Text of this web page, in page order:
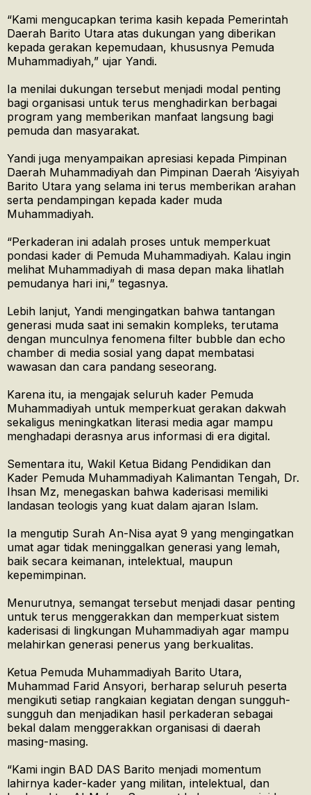
“Kami mengucapkan terima kasih kepada Pemerintah
Daerah Barito Utara atas dukungan yang diberikan
kepada gerakan kepemudaan, khususnya Pemuda
Muhammadiyah,” ujar Yandi.
Ia menilai dukungan tersebut menjadi modal penting
bagi organisasi untuk terus menghadirkan berbagai
program yang memberikan manfaat langsung bagi
pemuda dan masyarakat.
Yandi juga menyampaikan apresiasi kepada Pimpinan
Daerah Muhammadiyah dan Pimpinan Daerah ‘Aisyiyah
Barito Utara yang selama ini terus memberikan arahan
serta pendampingan kepada kader muda
Muhammadiyah.
“Perkaderan ini adalah proses untuk memperkuat
pondasi kader di Pemuda Muhammadiyah. Kalau ingin
melihat Muhammadiyah di masa depan maka lihatlah
pemudanya hari ini,” tegasnya.
Lebih lanjut, Yandi mengingatkan bahwa tantangan
generasi muda saat ini semakin kompleks, terutama
dengan munculnya fenomena filter bubble dan echo
chamber di media sosial yang dapat membatasi
wawasan dan cara pandang seseorang.
Karena itu, ia mengajak seluruh kader Pemuda
Muhammadiyah untuk memperkuat gerakan dakwah
sekaligus meningkatkan literasi media agar mampu
menghadapi derasnya arus informasi di era digital.
Sementara itu, Wakil Ketua Bidang Pendidikan dan
Kader Pemuda Muhammadiyah Kalimantan Tengah, Dr.
Ihsan Mz, menegaskan bahwa kaderisasi memiliki
landasan teologis yang kuat dalam ajaran Islam.
Ia mengutip Surah An-Nisa ayat 9 yang mengingatkan
umat agar tidak meninggalkan generasi yang lemah,
baik secara keimanan, intelektual, maupun
kepemimpinan.
Menurutnya, semangat tersebut menjadi dasar penting
untuk terus menggerakkan dan memperkuat sistem
kaderisasi di lingkungan Muhammadiyah agar mampu
melahirkan generasi penerus yang berkualitas.
Ketua Pemuda Muhammadiyah Barito Utara,
Muhammad Farid Ansyori, berharap seluruh peserta
mengikuti setiap rangkaian kegiatan dengan sungguh-
sungguh dan menjadikan hasil perkaderan sebagai
bekal dalam menggerakkan organisasi di daerah
masing-masing.
“Kami ingin BAD DAS Barito menjadi momentum
lahirnya kader-kader yang militan, intelektual, dan